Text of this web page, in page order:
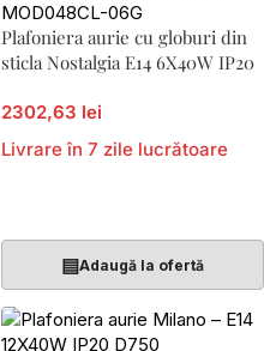
Plafoniera aurie cu globuri din
sticla Nostalgia E14 6X40W IP20
2302,63 lei
Livrare în 7 zile lucrătoare
▤Adaugă la ofertă